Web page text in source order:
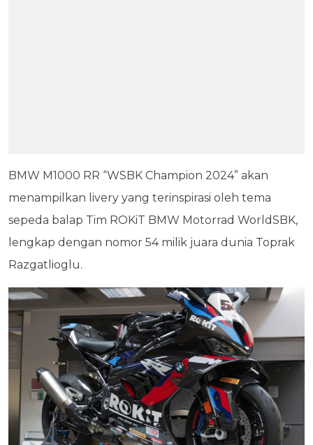
BMW M1000 RR “WSBK Champion 2024” akan
menampilkan livery yang terinspirasi oleh tema
sepeda balap Tim ROKiT BMW Motorrad WorldSBK,
lengkap dengan nomor 54 milik juara dunia Toprak
Razgatlioglu.